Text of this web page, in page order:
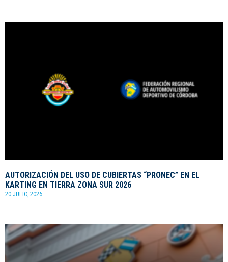
AUTORIZACIÓN DEL USO DE CUBIERTAS “PRONEC” EN EL
KARTING EN TIERRA ZONA SUR 2026
20 JULIO, 2026